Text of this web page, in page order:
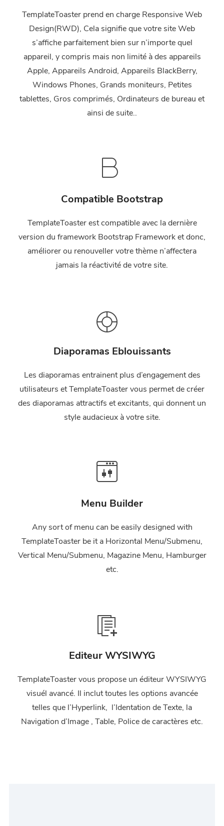
TemplateToaster prend en charge Responsive Web
Design(RWD), Cela signifie que votre site Web
s’affiche parfaitement bien sur n’importe quel
appareil, y compris mais non limité à des appareils
Apple, Appareils Android, Appareils BlackBerry,
Windows Phones, Grands moniteurs, Petites
tablettes, Gros comprimés, Ordinateurs de bureau et
ainsi de suite..
Compatible Bootstrap
TemplateToaster est compatible avec la dernière
version du framework Bootstrap Framework et donc,
améliorer ou renouveller votre thème n’affectera
jamais la réactivité de votre site.
Diaporamas Eblouissants
Les diaporamas entrainent plus d’engagement des
utilisateurs et TemplateToaster vous permet de créer
des diaporamas attractifs et excitants, qui donnent un
style audacieux à votre site.
Menu Builder
Any sort of menu can be easily designed with
TemplateToaster be it a Horizontal Menu/Submenu,
Vertical Menu/Submenu, Magazine Menu, Hamburger
etc.
Editeur WYSIWYG
TemplateToaster vous propose un éditeur WYSIWYG
visuél avancé. Il inclut toutes les options avancée
telles que l’Hyperlink, l’Identation de Texte, la
Navigation d’Image , Table, Police de caractères etc.